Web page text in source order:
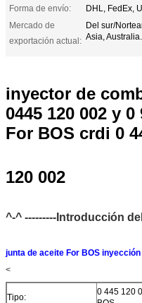
Forma de envío:
DHL, FedEx,
Mercado de
exportación actual:
Del sur/
Asia, Australia.
inyector de
0445 120 002 y
For BOS crdi 0
120 002
^-^ ---------Introducción
junta de aceite For BOS
<
Tipo:
0 445 120